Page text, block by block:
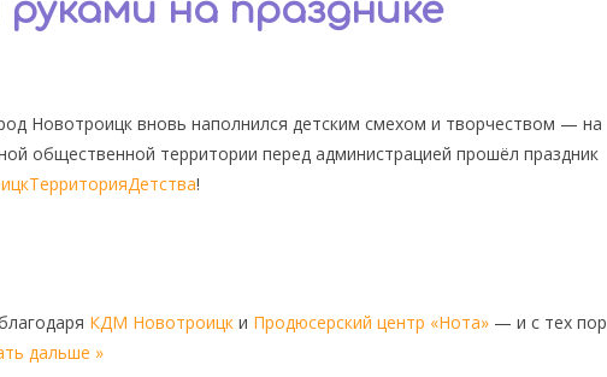
на празднике
Новотроицк вновь наполнился детским смехом и творчеством — на
общественной территории перед администрацией прошёл праздник
!
КДМ Новотроицк и Продюсерский центр «Нота» — и с тех пор
дальше »